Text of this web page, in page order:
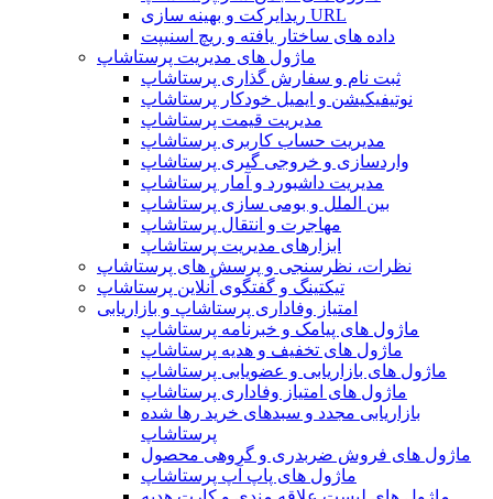
ریدایرکت و بهینه سازی URL
داده های ساختار یافته و ریچ اسنیپت
ماژول های مدیریت پرستاشاپ
ثبت نام و سفارش گذاری پرستاشاپ
نوتیفیکیشن و ایمیل خودکار پرستاشاپ
مدیریت قیمت پرستاشاپ
مدیریت حساب کاربری پرستاشاپ
واردسازی و خروجی گیری پرستاشاپ
مدیریت داشبورد و آمار پرستاشاپ
بین الملل و بومی سازی پرستاشاپ
مهاجرت و انتقال پرستاشاپ
ابزارهای مدیریت پرستاشاپ
نظرات، نظرسنجی و پرسش های پرستاشاپ
تیکتینگ و گفتگوی آنلاین پرستاشاپ
امتیاز وفاداری پرستاشاپ و بازاریابی
ماژول های پیامک و خبرنامه پرستاشاپ
ماژول های تخفیف و هدیه پرستاشاپ
ماژول های بازاریابی و عضویابی پرستاشاپ
ماژول های امتیاز وفاداری پرستاشاپ
بازاریابی مجدد و سبدهای خرید رها شده
پرستاشاپ
ماژول های فروش ضربدری و گروهی محصول
ماژول های پاپ آپ پرستاشاپ